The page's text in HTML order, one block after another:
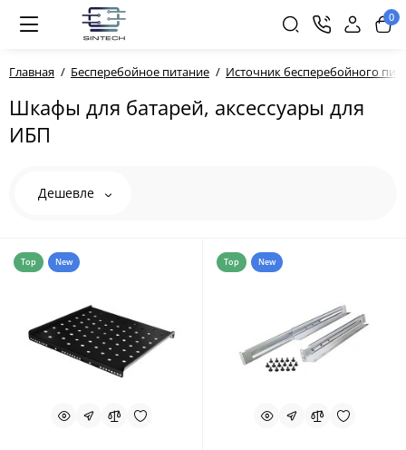
0
Главная Бесперебойное питание Источник бесперебойного
Шкафы для батарей, аксессуары для
ИБП
Дешевле
Top New Top New